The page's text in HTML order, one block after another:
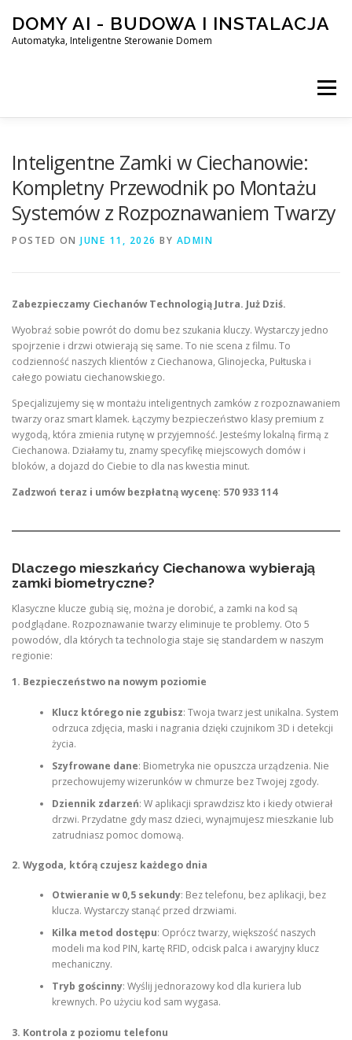
content
DOMY AI - BUDOWA I INSTALACJA
Automatyka, Inteligentne Sterowanie Domem
Menu
SMART DOM AI – AUTOMATYKA, INTELIGENTNE
Inteligentne Zamki w Ciechanowie:
Kompletny Przewodnik po Montażu
Systemów z Rozpoznawaniem Twarzy
POSTED ON JUNE 11, 2026 BY ADMIN
Zabezpieczamy Ciechanów Technologią Jutra. Już Dziś.
Wyobraź sobie powrót do domu bez szukania kluczy. Wystarczy jedno
spojrzenie i drzwi otwierają się same. To nie scena z filmu. To
codzienność naszych klientów z Ciechanowa, Glinojecka, Pułtuska i
całego powiatu ciechanowskiego.
Specjalizujemy się w montażu inteligentnych zamków z rozpoznawaniem
twarzy oraz smart klamek. Łączymy bezpieczeństwo klasy premium z
wygodą, która zmienia rutynę w przyjemność. Jesteśmy lokalną firmą z
Ciechanowa. Działamy tu, znamy specyfikę miejscowych domów i
bloków, a dojazd do Ciebie to dla nas kwestia minut.
Zadzwoń teraz i umów bezpłatną wycenę: 570 933 114
Dlaczego mieszkańcy Ciechanowa wybierają
zamki biometryczne?
Klasyczne klucze gubią się, można je dorobić, a zamki na kod są
podglądane. Rozpoznawanie twarzy eliminuje te problemy. Oto 5
powodów, dla których ta technologia staje się standardem w naszym
regionie:
1. Bezpieczeństwo na nowym poziomie
Klucz którego nie zgubisz: Twoja twarz jest unikalna. System
odrzuca zdjęcia, maski i nagrania dzięki czujnikom 3D i detekcji
życia.
Szyfrowane dane: Biometryka nie opuszcza urządzenia. Nie
przechowujemy wizerunków w chmurze bez Twojej zgody.
Dziennik zdarzeń: W aplikacji sprawdzisz kto i kiedy otwierał
drzwi. Przydatne gdy masz dzieci, wynajmujesz mieszkanie lub
zatrudniasz pomoc domową.
2. Wygoda, którą czujesz każdego dnia
Otwieranie w 0,5 sekundy: Bez telefonu, bez aplikacji, bez
klucza. Wystarczy stanąć przed drzwiami.
Kilka metod dostępu: Oprócz twarzy, większość naszych
modeli ma kod PIN, kartę RFID, odcisk palca i awaryjny klucz
mechaniczny.
Tryb gościnny: Wyślij jednorazowy kod dla kuriera lub
krewnych. Po użyciu kod sam wygasa.
3. Kontrola z poziomu telefonu